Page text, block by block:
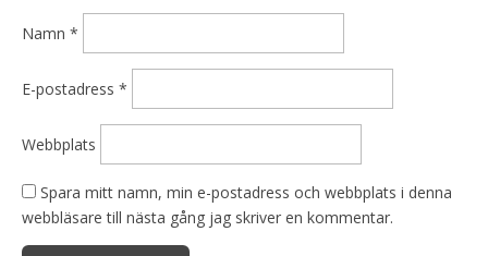
Namn *
E-postadress *
Webbplats
Spara mitt namn, min e-postadress och webbplats i denna
webbläsare till nästa gång jag skriver en kommentar.